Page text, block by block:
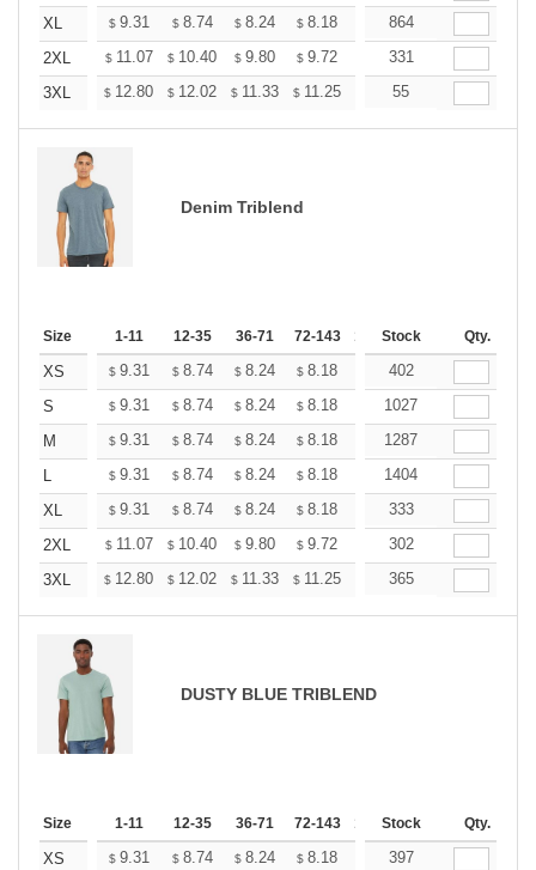
XL
$ 9.31 $ 8.74 $ 8.24 $ 8.18 7.80
864
2XL
$ 11.07 $ 10.40 $ 9.80 $ 9.72 9.28
331
3XL
$ 12.80 $ 12.02 $ 11.33 $ 11.25 10.73
55
Denim Triblend
Size 1-11 12-35 36-71 72-143 144-287 288 + More
Stock Qty.
XS $ 9.31 $ 8.74 $ 8.24 $ 8.18 7.80
402
S
$ 9.31 $ 8.74 $ 8.24 $ 8.18 7.80
1027
M
$ 9.31 $ 8.74 $ 8.24 $ 8.18 7.80
1287
L
$ 9.31 $ 8.74 $ 8.24 $ 8.18 7.80
1404
XL
$ 9.31 $ 8.74 $ 8.24 $ 8.18 7.80
333
2XL
$ 11.07 $ 10.40 $ 9.80 $ 9.72 9.28
302
3XL
$ 12.80 $ 12.02 $ 11.33 $ 11.25 10.73
365
DUSTY BLUE TRIBLEND
Size 1-11 12-35 36-71 72-143 144-287 288 + More
Stock Qty.
XS $ 9.31 $ 8.74 $ 8.24 $ 8.18 7.80
397